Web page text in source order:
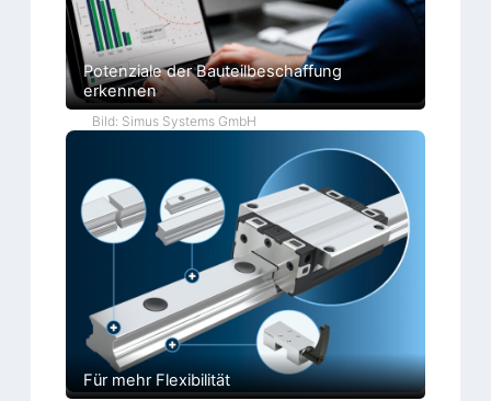
Potenziale der Bauteilbeschaffung
erkennen
Bild: Simus Systems GmbH
Für mehr Flexibilität